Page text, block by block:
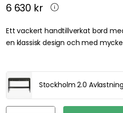
6 630 kr
Ett vackert handtillverkat bord
en klassisk design och med
Stockholm 2.0